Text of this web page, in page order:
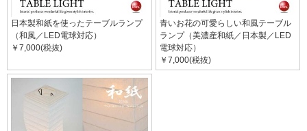
日本製和紙を使ったテーブルランプ
（和風／LED電球対応）
￥7,000(税抜)
青いお花の可愛らしい和風テーブル
ランプ（美濃産和紙／日本製／LED
電球対応）
￥7,000(税抜)